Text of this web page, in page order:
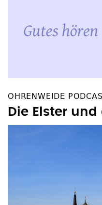
OHRENWEIDE
Die Elster und